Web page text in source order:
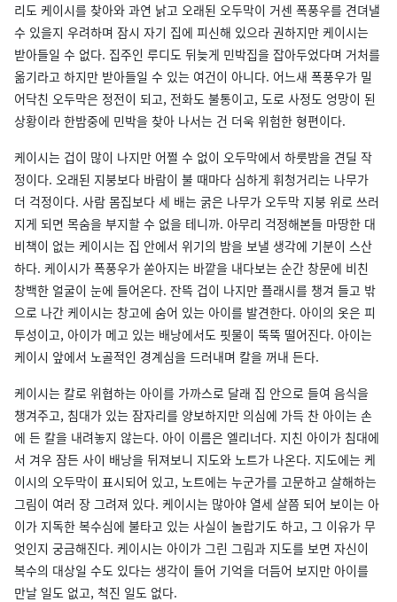
리도 케이시를 찾아와 과연 낡고 오래된 오두막이 거센 폭풍우를 견뎌낼
수 있을지 우려하며 잠시 자기 집에 피신해 있으라 권하지만 케이시는
받아들일 수 없다. 집주인 루디도 뒤늦게 민박집을 잡아두었다며 거처를
옮기라고 하지만 받아들일 수 있는 여건이 아니다. 어느새 폭풍우가 밀
어닥친 오두막은 정전이 되고, 전화도 불통이고, 도로 사정도 엉망이 된
상황이라 한밤중에 민박을 찾아 나서는 건 더욱 위험한 형편이다.
케이시는 겁이 많이 나지만 어쩔 수 없이 오두막에서 하룻밤을 견딜 작
정이다. 오래된 지붕보다 바람이 불 때마다 심하게 휘청거리는 나무가
더 걱정이다. 사람 몸집보다 세 배는 굵은 나무가 오두막 지붕 위로 쓰러
지게 되면 목숨을 부지할 수 없을 테니까. 아무리 걱정해본들 마땅한 대
비책이 없는 케이시는 집 안에서 위기의 밤을 보낼 생각에 기분이 스산
하다. 케이시가 폭풍우가 쏟아지는 바깥을 내다보는 순간 창문에 비친
창백한 얼굴이 눈에 들어온다. 잔뜩 겁이 나지만 플래시를 챙겨 들고 밖
으로 나간 케이시는 창고에 숨어 있는 아이를 발견한다. 아이의 옷은 피
투성이고, 아이가 메고 있는 배낭에서도 핏물이 뚝뚝 떨어진다. 아이는
케이시 앞에서 노골적인 경계심을 드러내며 칼을 꺼내 든다.
케이시는 칼로 위협하는 아이를 가까스로 달래 집 안으로 들여 음식을
챙겨주고, 침대가 있는 잠자리를 양보하지만 의심에 가득 찬 아이는 손
에 든 칼을 내려놓지 않는다. 아이 이름은 엘리너다. 지친 아이가 침대에
서 겨우 잠든 사이 배낭을 뒤져보니 지도와 노트가 나온다. 지도에는 케
이시의 오두막이 표시되어 있고, 노트에는 누군가를 고문하고 살해하는
그림이 여러 장 그려져 있다. 케이시는 많아야 열세 살쯤 되어 보이는 아
이가 지독한 복수심에 불타고 있는 사실이 놀랍기도 하고, 그 이유가 무
엇인지 궁금해진다. 케이시는 아이가 그린 그림과 지도를 보면 자신이
복수의 대상일 수도 있다는 생각이 들어 기억을 더듬어 보지만 아이를
만날 일도 없고, 척진 일도 없다.